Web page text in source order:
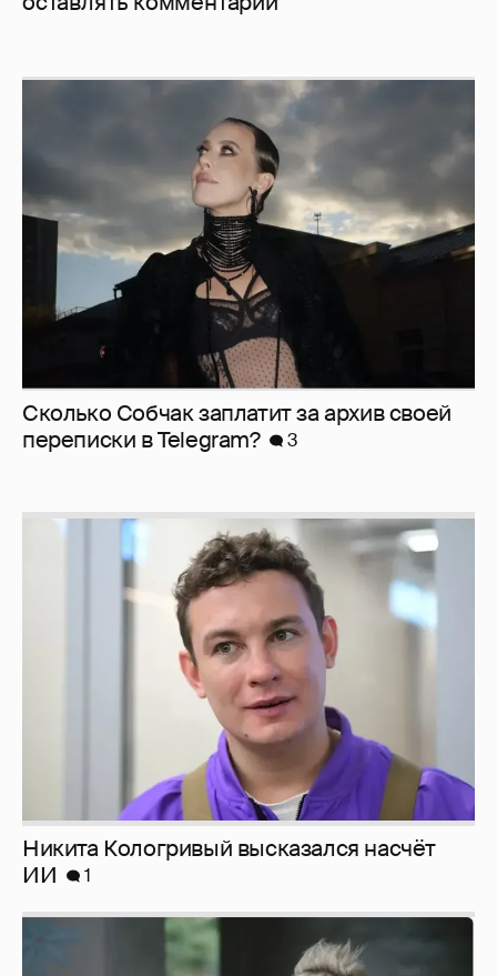
Сколько Собчак заплатит за архив своей
перeписки в Telegram?
3
Никита Кологривый высказался насчёт
ИИ
1